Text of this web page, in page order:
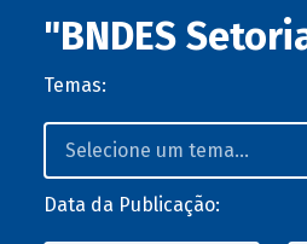
"BNDES
Temas:
Data da Publicação: